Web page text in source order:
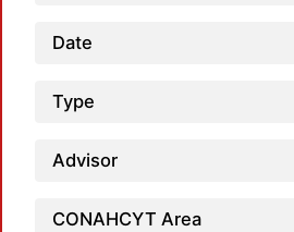
Date
Type
Advisor
CONAHCYT Area